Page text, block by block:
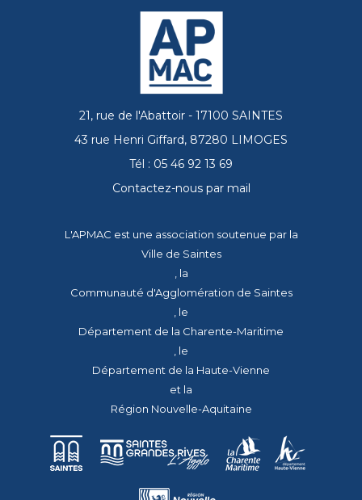
21, rue de l'Abattoir - 17100 SAINTES
43 rue Henri Giffard, 87280 LIMOGES
Tél : 05 46 92 13 69
Contactez-nous par mail
L'APMAC est une association soutenue par la
Ville de Saintes
, la
Communauté d'Agglomération de Saintes
, le
Département de la Charente-Maritime
, le
Département de la Haute-Vienne
et la
Région Nouvelle-Aquitaine